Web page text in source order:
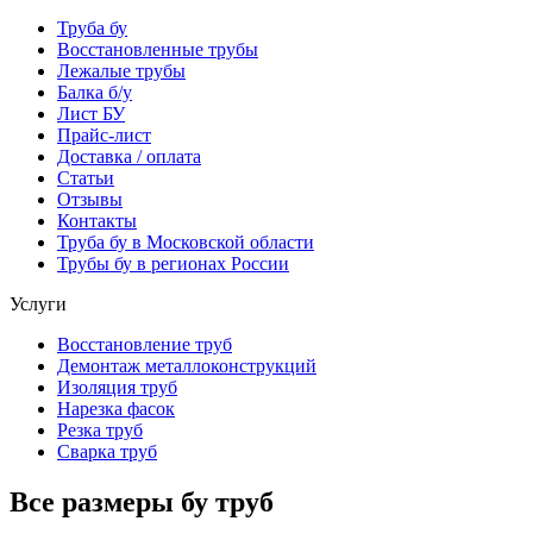
Труба бу
Восстановленные трубы
Лежалые трубы
Балка б/у
Лист БУ
Прайс-лист
Доставка / оплата
Статьи
Отзывы
Контакты
Труба бу в Московской области
Трубы бу в регионах России
Услуги
Восстановление труб
Демонтаж металлоконструкций
Изоляция труб
Нарезка фасок
Резка труб
Сварка труб
Все размеры бу труб